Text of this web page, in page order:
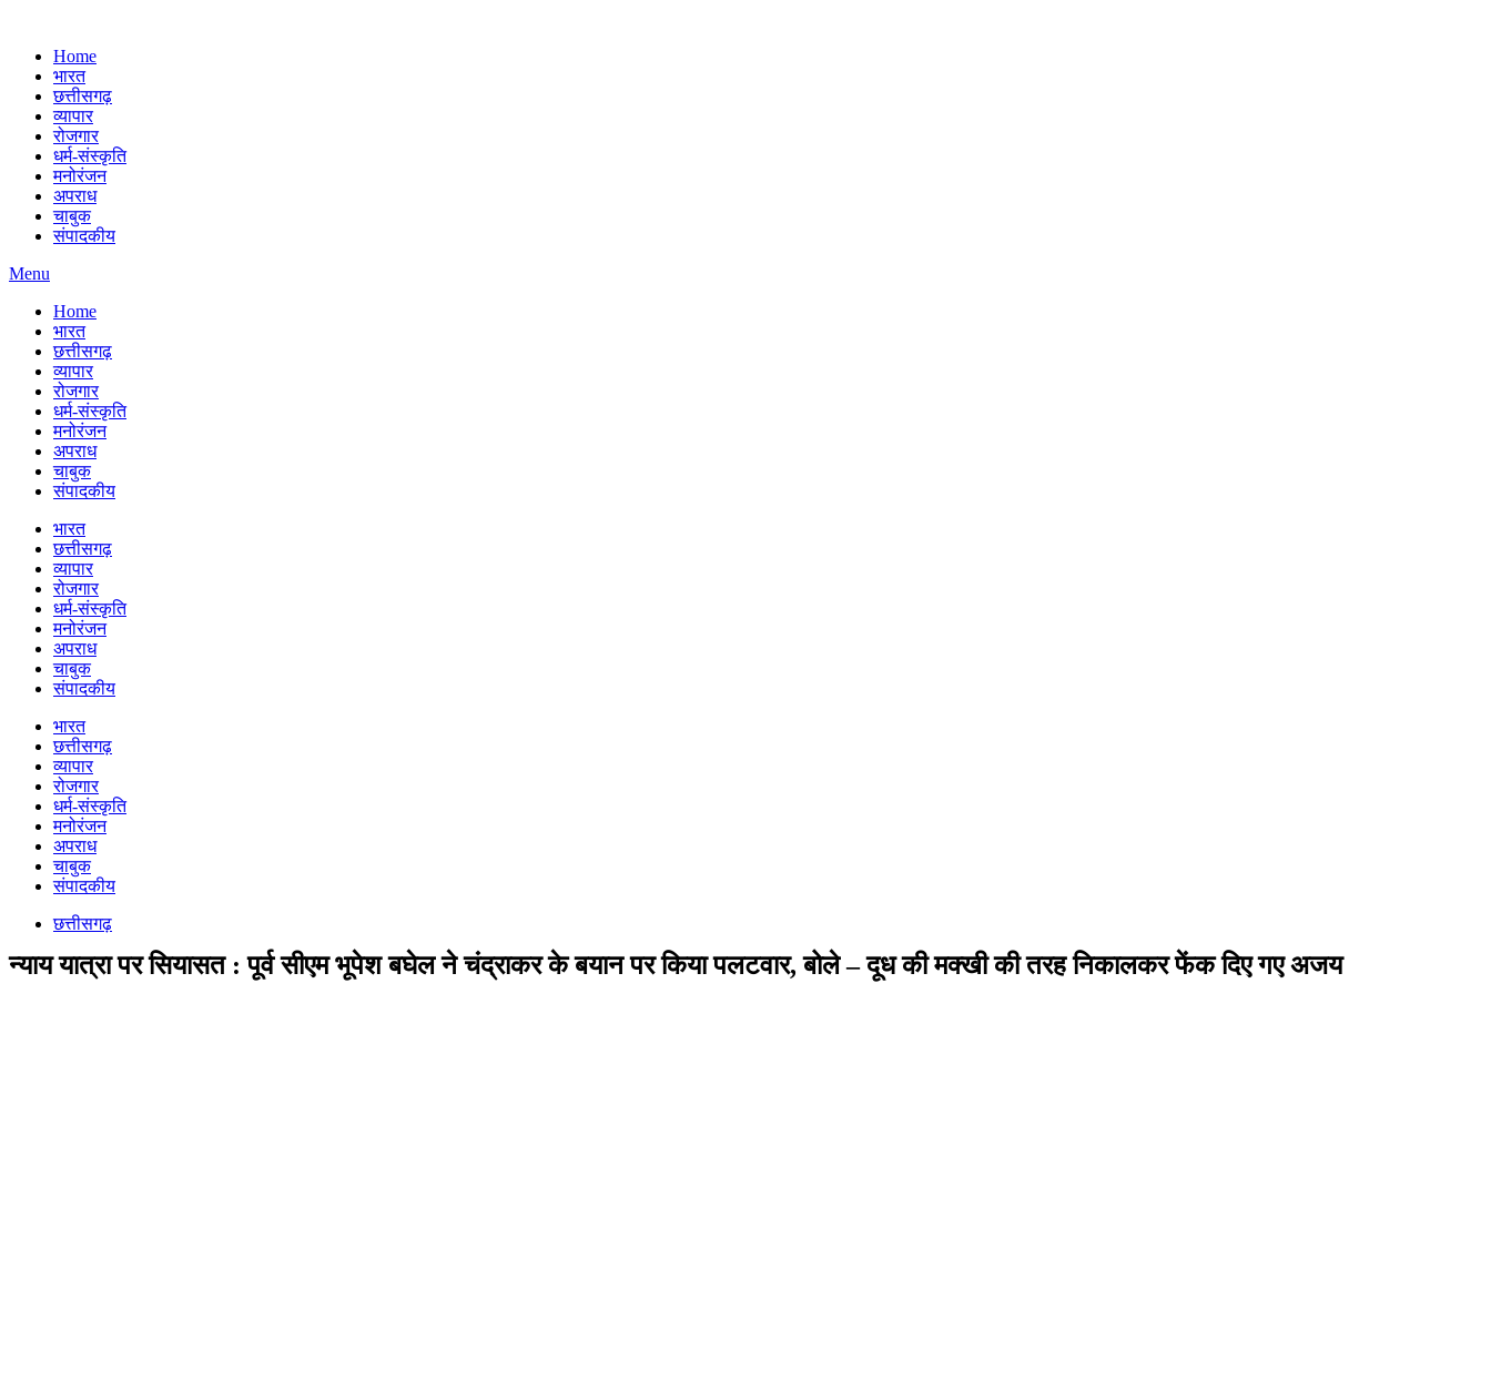
Home
भारत
छत्तीसगढ़
व्यापार
रोजगार
धर्म-संस्कृति
मनोरंजन
अपराध
चाबुक
संपादकीय
Menu
Home
भारत
छत्तीसगढ़
व्यापार
रोजगार
धर्म-संस्कृति
मनोरंजन
अपराध
चाबुक
संपादकीय
भारत
छत्तीसगढ़
व्यापार
रोजगार
धर्म-संस्कृति
मनोरंजन
अपराध
चाबुक
संपादकीय
भारत
छत्तीसगढ़
व्यापार
रोजगार
धर्म-संस्कृति
मनोरंजन
अपराध
चाबुक
संपादकीय
छत्तीसगढ़
न्याय यात्रा पर सियासत : पूर्व सीएम भूपेश बघेल ने चंद्राकर के बयान पर किया पलटवार, बोले – दूध की मक्खी की तरह निकालकर फेंक दिए गए अजय